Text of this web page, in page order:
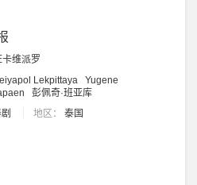
卡维派罗
Lekpittaya
Yugene
彭佩奇·班亚库
地区： 泰国